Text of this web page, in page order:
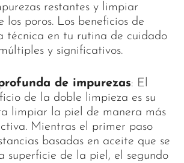
restantes y limpiar
los poros. Los beneficios de
técnica en tu rutina de cuidado
y significativos.
de impurezas: El
de la doble limpieza es su
limpiar la piel de manera más
Mientras el primer paso
basadas en aceite que se
superficie de la piel, el segundo